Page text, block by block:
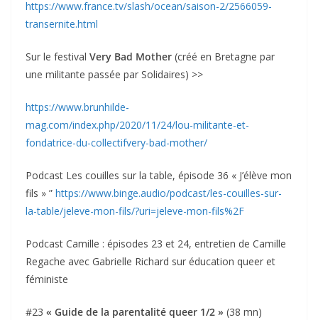
https://www.france.tv/slash/ocean/saison-2/2566059-
transernite.html
Sur le festival Very Bad Mother (créé en Bretagne par
une militante passée par Solidaires) >>
https://www.brunhilde-
mag.com/index.php/2020/11/24/lou-militante-et-
fondatrice-du-collectifvery-bad-mother/
Podcast Les couilles sur la table, épisode 36 « J’élève mon
fils » ” https://www.binge.audio/podcast/les-couilles-sur-
la-table/jeleve-mon-fils/?uri=jeleve-mon-fils%2F
Podcast Camille : épisodes 23 et 24, entretien de Camille
Regache avec Gabrielle Richard sur éducation queer et
féministe
#23 « Guide de la parentalité queer 1/2 » (38 mn)